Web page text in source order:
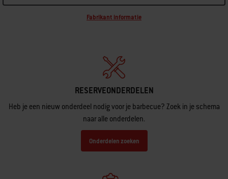
Fabrikant informatie
RESERVEONDERDELEN
Heb je een nieuw onderdeel nodig voor je barbecue? Zoek in je schema
naar alle onderdelen.
Onderdelen zoeken